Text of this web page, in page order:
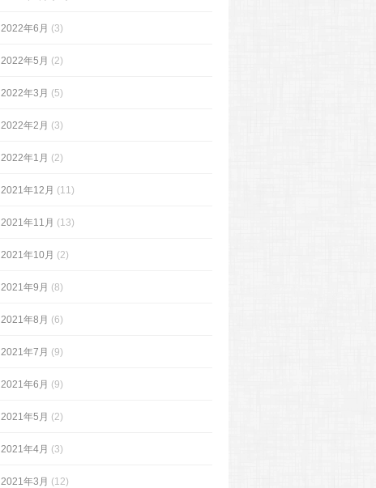
2022年6月 (3)
2022年5月 (2)
2022年3月 (5)
2022年2月 (3)
2022年1月 (2)
2021年12月 (11)
2021年11月 (13)
2021年10月 (2)
2021年9月 (8)
2021年8月 (6)
2021年7月 (9)
2021年6月 (9)
2021年5月 (2)
2021年4月 (3)
2021年3月 (12)